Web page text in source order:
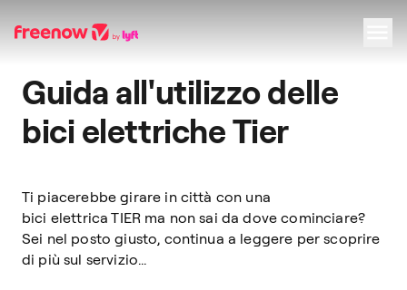
Navigation
Inhalt
Fußzeile
Guida all'utilizzo delle
bici elettriche Tier
Ti piacerebbe girare in città con una
bici elettrica TIER ma non sai da dove cominciare?
Sei nel posto giusto, continua a leggere per scoprire
di più sul servizio...